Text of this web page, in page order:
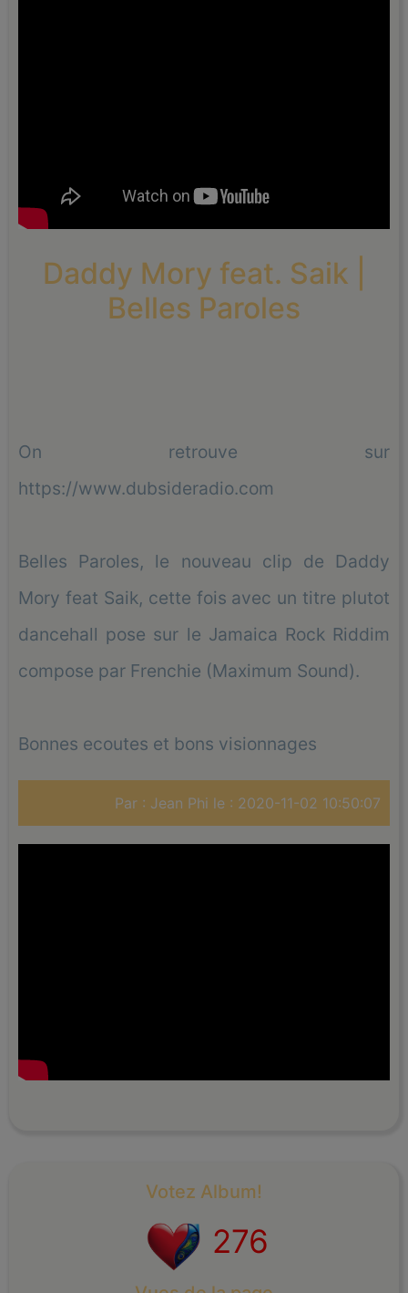
Daddy Mory feat. Saik |
Belles Paroles
On retrouve sur
https://www.dubsideradio.com
Belles Paroles, le nouveau clip de Daddy
Mory feat Saik, cette fois avec un titre plutot
dancehall pose sur le Jamaica Rock Riddim
compose par Frenchie (Maximum Sound).
Bonnes ecoutes et bons visionnages
Par : Jean Phi le : 2020-11-02 10:50:07
Votez Album!
276